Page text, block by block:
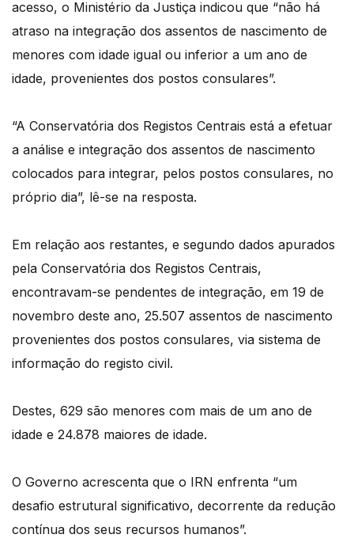
acesso, o Ministério da Justiça indicou que “não há
atraso na integração dos assentos de nascimento de
menores com idade igual ou inferior a um ano de
idade, provenientes dos postos consulares”.
“A Conservatória dos Registos Centrais está a efetuar
a análise e integração dos assentos de nascimento
colocados para integrar, pelos postos consulares, no
próprio dia”, lê-se na resposta.
Em relação aos restantes, e segundo dados apurados
pela Conservatória dos Registos Centrais,
encontravam-se pendentes de integração, em 19 de
novembro deste ano, 25.507 assentos de nascimento
provenientes dos postos consulares, via sistema de
informação do registo civil.
Destes, 629 são menores com mais de um ano de
idade e 24.878 maiores de idade.
O Governo acrescenta que o IRN enfrenta “um
desafio estrutural significativo, decorrente da redução
contínua dos seus recursos humanos”.